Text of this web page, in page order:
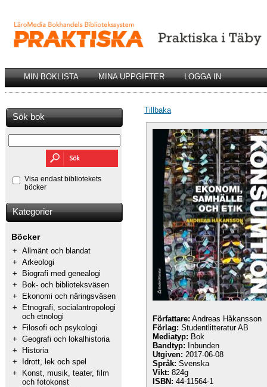
MIN BOKLISTA MINA UPPGIFTER LOGGA IN
Sök bok
Visa endast bibliotekets
böcker
Kategorier
Böcker
+ Allmänt och blandat
+ Arkeologi
+
Biografi med genealogi
+
Bok- och biblioteksväsen
+
Ekonomi och näringsväsen
+
Etnografi, socialantropologi
och etnologi
+
Filosofi och psykologi
+ Geografi och lokalhistoria
+
Historia
+
Idrott, lek och spel
+
Konst, musik, teater, film
och fotokonst
Tillbaka
Författare: Andreas Håkansson
Förlag: Studentlitteratur AB
Mediatyp: Bok
Bandtyp: Inbunden
Utgiven: 2017-06-08
Språk: Svenska
Vikt: 824g
ISBN: 44-11564-1